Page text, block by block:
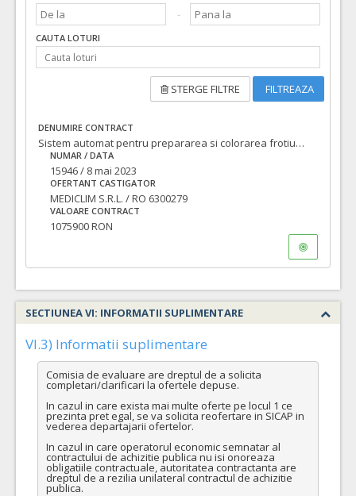
CAUTA LOTURI
STERGE FILTRE FILTREAZA
DENUMIRE CONTRACT
Sistem automat pentru prepararea si colorarea frotiurilor sanguine si sistem automat pentru morfologia digitala – 1 bucata
NUMAR / DATA
15946 / 8 mai 2023
OFERTANT CASTIGATOR
MEDICLIM S.R.L. / RO 6300279
VALOARE CONTRACT
1075900 RON
SECTIUNEA VI: INFORMATII SUPLIMENTARE
VI.3) Informatii suplimentare
Comisia de evaluare are dreptul de a solicita
completari/clarificari la ofertele depuse.
In cazul in care exista mai multe oferte pe locul 1 ce
prezinta pret egal, se va solicita reofertare in SICAP in
vederea departajarii ofertelor.
In cazul in care operatorul economic semnatar al
contractului de achizitie publica nu isi onoreaza
obligatiile contractuale, autoritatea contractanta are
dreptul de a rezilia unilateral contractul de achizitie
publica.